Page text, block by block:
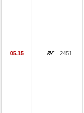
05.15 2451